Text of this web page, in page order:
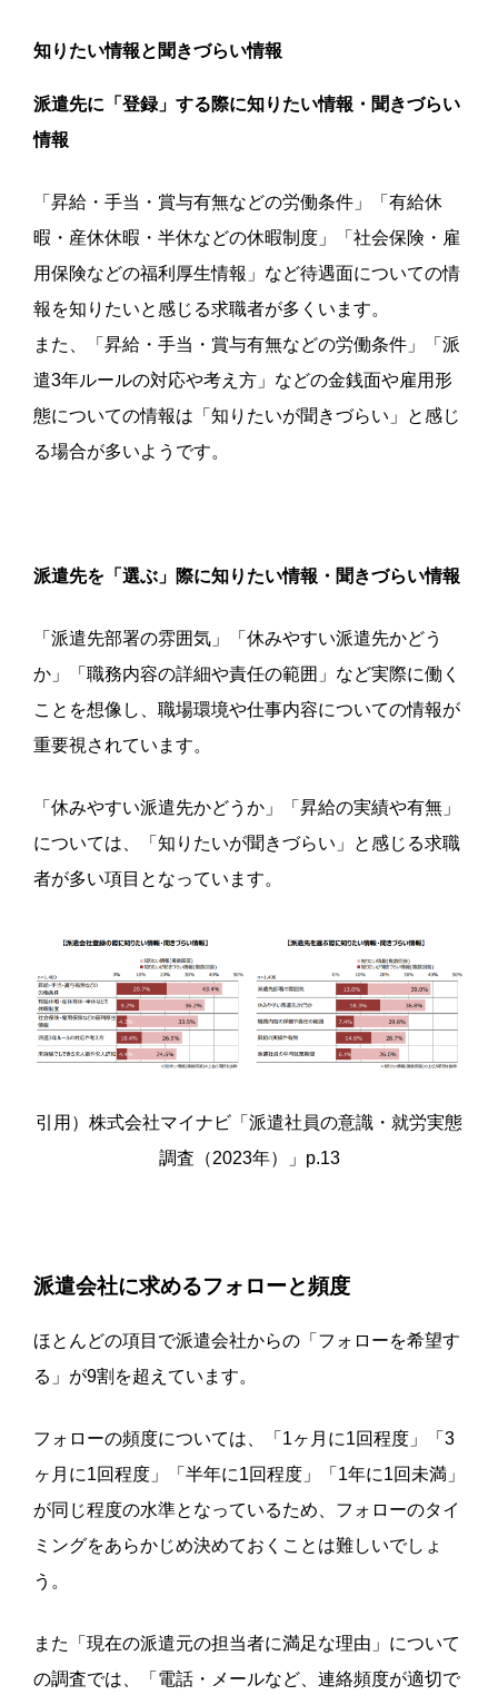
知りたい情報と聞きづらい情報
派遣先に「登録」する際に知りたい情報・聞きづらい
情報
「昇給・手当・賞与有無などの労働条件」「有給休
暇・産休休暇・半休などの休暇制度」「社会保険・雇
用保険などの福利厚生情報」など待遇面についての情
報を知りたいと感じる求職者が多くいます。
また、「昇給・手当・賞与有無などの労働条件」「派
遣3年ルールの対応や考え方」などの金銭面や雇用形
態についての情報は「知りたいが聞きづらい」と感じ
る場合が多いようです。
派遣先を「選ぶ」際に知りたい情報・聞きづらい情報
「派遣先部署の雰囲気」「休みやすい派遣先かどう
か」「職務内容の詳細や責任の範囲」など実際に働く
ことを想像し、職場環境や仕事内容についての情報が
重要視されています。
「休みやすい派遣先かどうか」「昇給の実績や有無」
については、「知りたいが聞きづらい」と感じる求職
者が多い項目となっています。
引用）株式会社マイナビ「派遣社員の意識・就労実態
調査（2023年）」p.13
派遣会社に求めるフォローと頻度
ほとんどの項目で派遣会社からの「フォローを希望す
る」が9割を超えています。
フォローの頻度については、「1ヶ月に1回程度」「3
ヶ月に1回程度」「半年に1回程度」「1年に1回未満」
が同じ程度の水準となっているため、フォローのタイ
ミングをあらかじめ決めておくことは難しいでしょ
う。
また「現在の派遣元の担当者に満足な理由」について
の調査では、「電話・メールなど、連絡頻度が適切で